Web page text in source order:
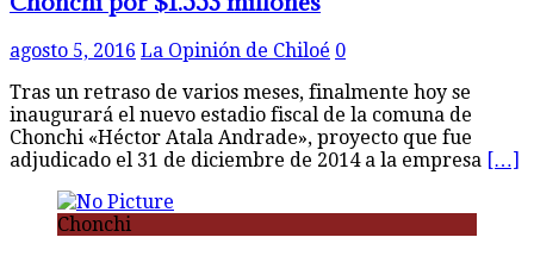
agosto 5, 2016 La Opinión de Chiloé 0
Tras un retraso de varios meses, finalmente hoy se
inaugurará el nuevo estadio fiscal de la comuna de
Chonchi «Héctor Atala Andrade», proyecto que fue
adjudicado el 31 de diciembre de 2014 a la empresa […]
Chonchi